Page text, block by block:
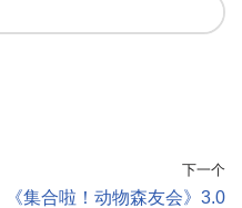
下一个
《集合啦！动物森友会》3.0